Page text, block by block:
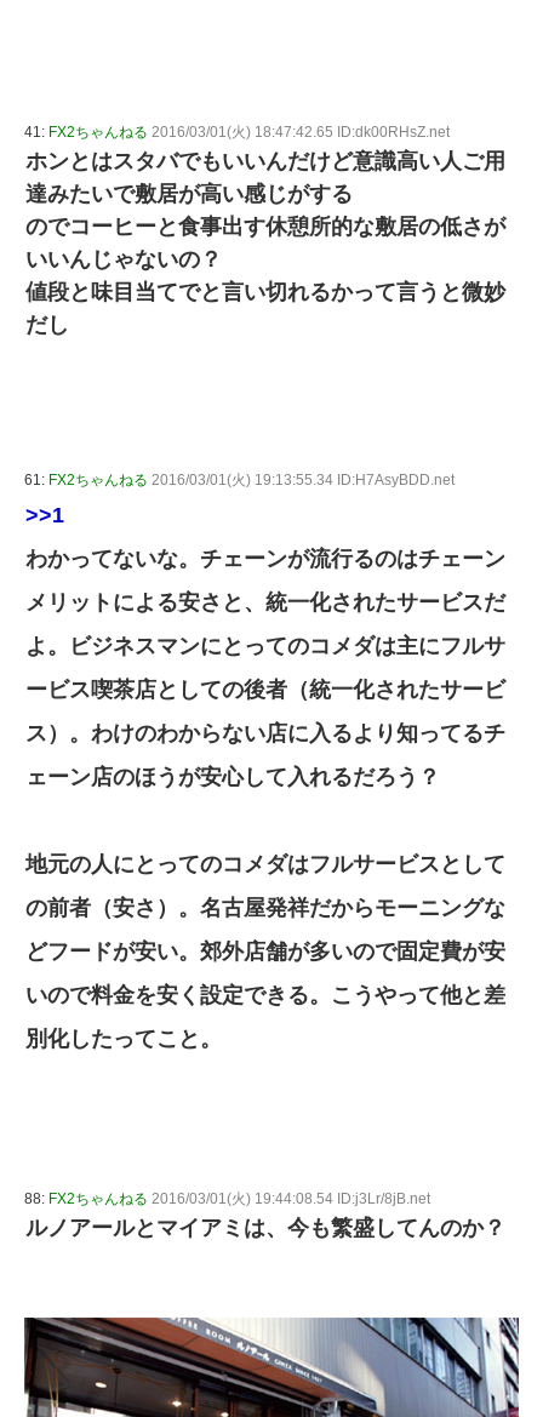
41: FX2ちゃんねる 2016/03/01(火) 18:47:42.65 ID:dk00RHsZ.net
ホンとはスタバでもいいんだけど意識高い人ご用
達みたいで敷居が高い感じがする
のでコーヒーと食事出す休憩所的な敷居の低さが
いいんじゃないの？
値段と味目当てでと言い切れるかって言うと微妙
だし
61: FX2ちゃんねる 2016/03/01(火) 19:13:55.34 ID:H7AsyBDD.net
>>1
わかってないな。チェーンが流行るのはチェーン
メリットによる安さと、統一化されたサービスだ
よ。ビジネスマンにとってのコメダは主にフルサ
ービス喫茶店としての後者（統一化されたサービ
ス）。わけのわからない店に入るより知ってるチ
ェーン店のほうが安心して入れるだろう？
地元の人にとってのコメダはフルサービスとして
の前者（安さ）。名古屋発祥だからモーニングな
どフードが安い。郊外店舗が多いので固定費が安
いので料金を安く設定できる。こうやって他と差
別化したってこと。
88: FX2ちゃんねる 2016/03/01(火) 19:44:08.54 ID:j3Lr/8jB.net
ルノアールとマイアミは、今も繁盛してんのか？